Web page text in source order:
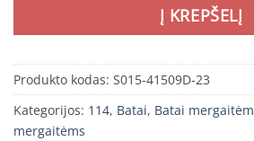
Į KREPŠELĮ
Produkto kodas: S015-41509D-23
Kategorijos: 114, Batai, Batai
mergaitėms